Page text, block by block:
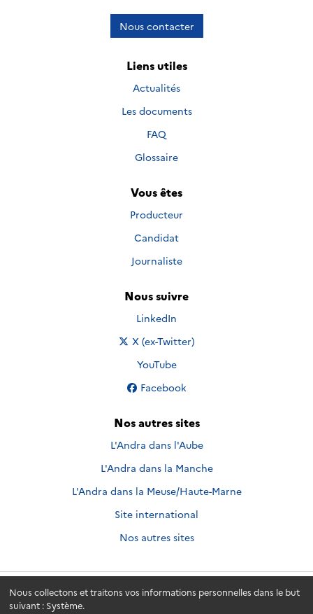
Nous collectons et traitons vos informations personnelles dans le but
suivant : Système.
Nous contacter
Liens utiles
Actualités
Les documents
FAQ
Glossaire
Vous êtes
Producteur
Candidat
Journaliste
Nous suivre
Nous suivre sur
LinkedIn
Nous suivre sur
X (ex-Twitter)
Nous suivre sur
YouTube
Nous suivre sur
Facebook
Nos autres sites
L'Andra dans l'Aube
L'Andra dans la Manche
L'Andra dans la Meuse/Haute-Marne
Site international
Nos autres sites
Andra.fr © 2026 - Andra. Tous droits réservés.